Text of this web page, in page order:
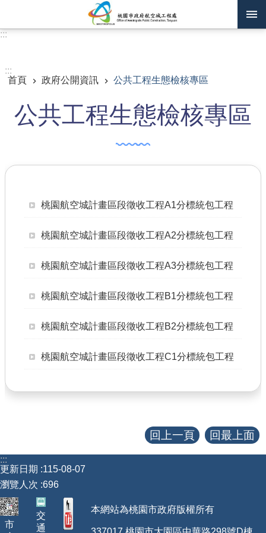
認識我們
業務資訊
廉政平臺專區
便民服務
常見問答
網站導覽
【網站安全政策】
【隱私權政策】
:::
:::
首頁
政府公開資訊 公共工程生態檢核專區
公共工程生態檢核專區
桃園航空城計畫區段徵收工程A1分標統包工程
桃園航空城計畫區段徵收工程A2分標統包工程
桃園航空城計畫區段徵收工程A3分標統包工程
桃園航空城計畫區段徵收工程B1分標統包工程
桃園航空城計畫區段徵收工程B2分標統包工程
桃園航空城計畫區段徵收工程C1分標統包工程
回上一頁 回最上面
:::
更新日期
115-08-07
瀏覽人次 696
市
交
通
本網站為桃園市政府版權所有